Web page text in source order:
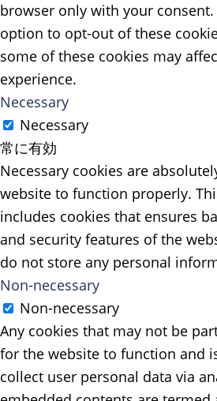
browser only with your
option to opt-out of these
some of these cookies may
experience.
Necessary
Necessary
常に有効
Necessary cookies are
website to function properly.
includes cookies that ensures
and security features of the
do not store any personal
Non-necessary
Non-necessary
Any cookies that may not be
for the website to function and
collect user personal data via